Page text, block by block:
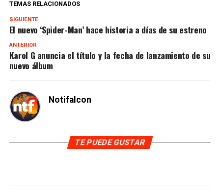
TEMAS RELACIONADOS
SIGUIENTE
El nuevo ‘Spider-Man’ hace historia a días de su estreno
ANTERIOR
Karol G anuncia el título y la fecha de lanzamiento de su
nuevo álbum
Notifalcon
TE PUEDE GUSTAR